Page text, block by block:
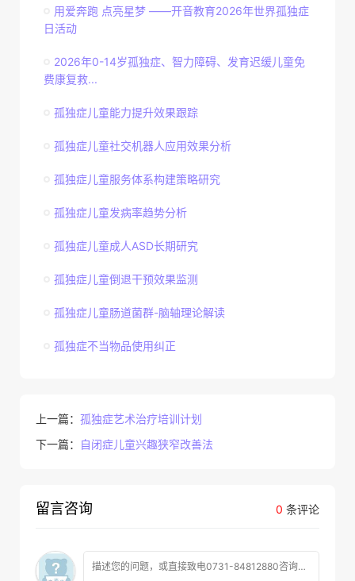
用爱奔跑 点亮星梦 ——开音教育2026年世界孤独症
日活动
2026年0-14岁孤独症、智力障碍、发育迟缓儿童免
费康复救...
孤独症儿童能力提升效果跟踪
孤独症儿童社交机器人应用效果分析
孤独症儿童服务体系构建策略研究
孤独症儿童发病率趋势分析
孤独症儿童成人ASD长期研究
孤独症儿童倒退干预效果监测
孤独症儿童肠道菌群-脑轴理论解读
孤独症不当物品使用纠正
上一篇： 孤独症艺术治疗培训计划
下一篇：
自闭症儿童兴趣狭窄改善法
0 条评论
留言咨询